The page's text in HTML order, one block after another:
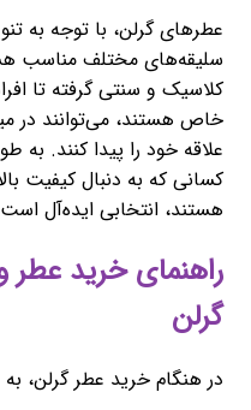
عطرهای گرلن، با توجه به
سلیقه‌های مختلف مناسب
کلاسیک و سنتی گرفته تا
خاص هستند، می‌توانند در
علاقه خود را پیدا کنند. به
کسانی که به دنبال کیفیت
هستند، انتخابی ایده‌آل
گرلن
در هنگام خرید عطر گرلن،